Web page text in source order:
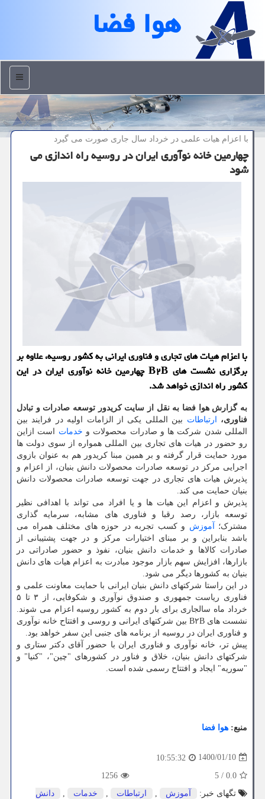
هوا فضا
منو
با اعزام هیات علمی در خرداد سال جاری صورت می گیرد
چهارمین خانه نوآوری ایران در روسیه راه اندازی می
شود
با اعزام هیات های تجاری و فناوری ایرانی به کشور روسیه، علاوه بر
برگزاری نشست های B۲B چهارمین خانه نوآوری ایران در این
کشور راه اندازی خواهد شد.
به گزارش هوا فضا به نقل از سایت کریدور توسعه صادرات و تبادل
فناوری،
ارتباطات بین المللی یکی از الزامات اولیه در فرایند بین
المللی شدن شرکت ها و صادرات محصولات و خدمات است ازاین
رو حضور در هیات های تجاری بین المللی همواره از سوی دولت ها
مورد حمایت قرار گرفته و بر همین مبنا کریدور هم به عنوان بازوی
اجرایی مرکز در توسعه صادرات محصولات دانش بنیان، از اعزام و
پذیرش هیات های تجاری در جهت توسعه صادرات محصولات دانش
بنیان حمایت می کند.
پذیرش و اعزام این هیات ها و یا افراد می تواند با اهدافی نظیر
توسعه بازار، رصد رقبا و فناوری های مشابه، سرمایه گذاری
مشترک؛
آموزش و کسب تجربه در حوزه های مختلف همراه می
باشد بنابراین و بر مبنای اختیارات مرکز و در جهت پشتیبانی از
صادرات کالاها و خدمات دانش بنیان، نفوذ و حضور صادراتی در
بازارها، افزایش سهم بازار موجود مبادرت به اعزام هیات های دانش
بنیان به کشورها دیگر می شود.
در این راستا شرکتهای دانش بنیان ایرانی با حمایت معاونت علمی و
فناوری ریاست جمهوری و صندوق نوآوری و شکوفایی، از ۳ تا ۵
خرداد ماه سالجاری برای بار دوم به کشور روسیه اعزام می شوند.
نشست های B۲B بین شرکتهای ایرانی و روسی و افتتاح خانه نوآوری
و فناوری ایران در روسیه از برنامه های جنبی این سفر خواهد بود.
پیش تر، خانه نوآوری و فناوری ایران با حضور آقای دکتر ستاری و
شرکتهای دانش بنیان، خلاق و فناور در کشورهای "چین"، "کنیا" و
"سوریه" ایجاد و افتتاح رسمی شده است.
منبع: هوا فضا
1400/01/10
10:55:32
0.0
/
5
1256
تگهای خبر:
آموزش , ارتباطات , خدمات ,
دانش